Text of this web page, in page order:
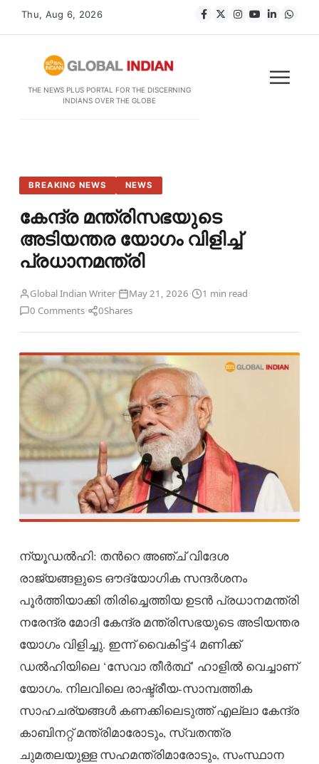
Thu, Aug 6, 2026
THE NEWS PLUS PORTAL FOR THE DISCERNING
INDIANS OVER THE GLOBE
BREAKING NEWS NEWS
കേന്ദ്ര മന്ത്രിസഭയുടെ
അടിയന്തര യോഗം വിളിച്ച്
പ്രധാനമന്ത്രി
Global Indian Writer· May 21, 2026· 1 min read·
0 Comments· 0Shares
ന്യൂഡൽഹി: തന്‍റെ അഞ്ച് വിദേശ
രാജ്യങ്ങളുടെ ഔദ്യോഗിക സന്ദർശനം
പൂർത്തിയാക്കി തിരിച്ചെത്തിയ ഉടൻ പ്രധാനമന്ത്രി
നരേന്ദ്ര മോദി കേന്ദ്ര മന്ത്രിസഭയുടെ അടിയന്തര
യോഗം വിളിച്ചു. ഇന്ന് വൈകിട്ട് 4 മണിക്ക്
ഡൽഹിയിലെ ‘സേവാ തീർത്ഥ്’ ഹാളിൽ വെച്ചാണ്
യോഗം. നിലവിലെ രാഷ്ട്രീയ-സാമ്പത്തിക
സാഹചര്യങ്ങൾ കണക്കിലെടുത്ത് എല്ലാ കേന്ദ്ര
കാബിനറ്റ് മന്ത്രിമാരോടും, സ്വതന്ത്ര
ചുമതലയുള്ള സഹമന്ത്രിമാരോടും, സംസ്ഥാന